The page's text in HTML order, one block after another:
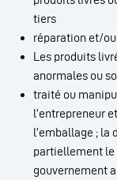
tiers
réparation et/
Les produits
anormales ou
traité ou
l’entrepreneur
l’emballage ;
partiellement le
gouvernement